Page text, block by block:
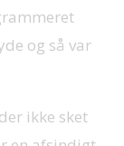
og så var
ikke sket